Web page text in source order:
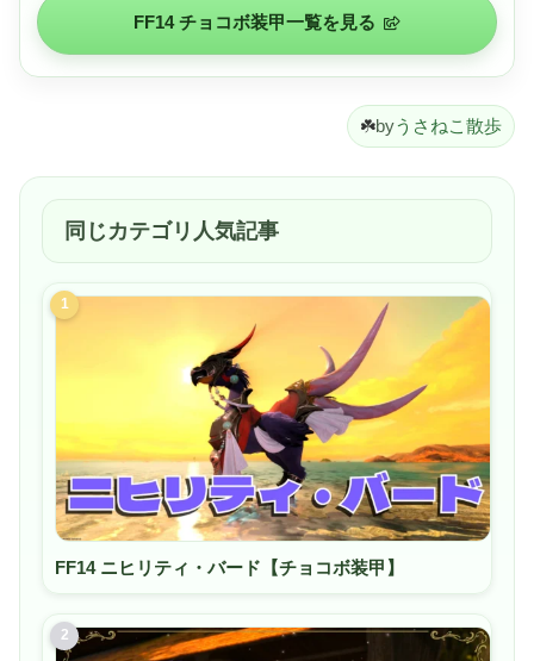
続してプレイしながら充電することもできます。
FF14 チョコボ装甲一覧を見る
☘️byうさねこ散歩
同じカテゴリ人気記事
1
FF14 ニヒリティ・バード【チョコボ装甲】
2